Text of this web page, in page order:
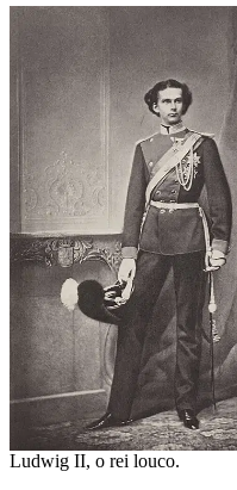
Ludwig II, o rei louco.